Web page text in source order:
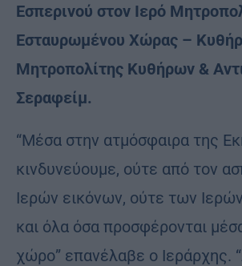
Εσπερινού στον Ιερό
Εσταυρωμένου Χώρας –
Μητροπολίτης Κυθήρων &
Σεραφείμ.
“Μέσα στην ατμόσφαιρα της
κινδυνεύουμε, ούτε από τον
Ιερών εικόνων, ούτε των
και όλα όσα προσφέρονται
χώρο” επανέλαβε ο Ιεράρχης.